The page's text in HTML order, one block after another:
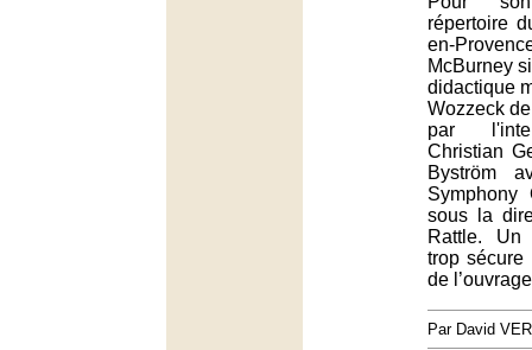
répertoire
en-
McBurney
didactique
Wozzeck
par
Christian
Byström
Symphony
sous la
Rattle. Un
trop sécure
de
Par David